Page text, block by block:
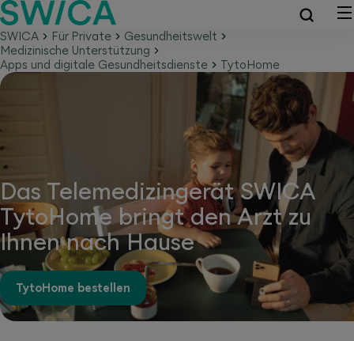
SWICA Für Private
Gesundheitswelt
Medizinische Unterstützung
Apps und digitale Gesundheitsdienste
TytoHome
Das Telemedizingerät SWICA
TytoHome bringt den Arzt zu
Ihnen nach Hause
TytoHome bestellen